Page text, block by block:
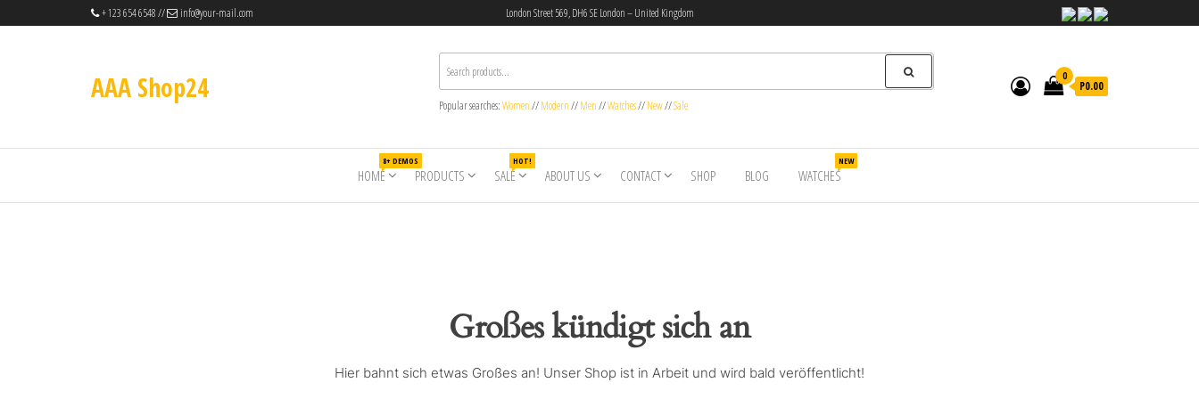
+ 123 654 6548 // info@your-mail.com London Street 569, DH6 SE London – United Kingdom
AAA Shop24
Popular searches:Women//Modern//Men//Watches//New//Sale
0
P0.00
HOME
8+ DEMOS
PRODUCTS SALE
HOT!
ABOUT US CONTACT SHOP BLOG WATCHES
NEW
Großes kündigt sich an
Hier bahnt sich etwas Großes an! Unser Shop ist in Arbeit und wird bald veröffentlicht!